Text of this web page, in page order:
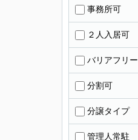
事務所可
２人入居可
バリアフリー
分割可
分譲タイプ
管理人常駐